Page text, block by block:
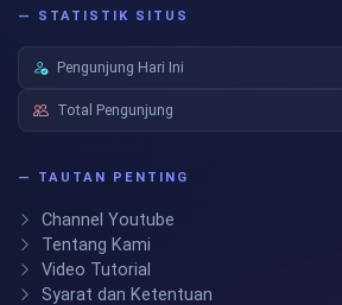
— STATISTIK SITUS
Pengunjung Hari Ini
Total Pengunjung
— TAUTAN PENTING
Channel Youtube
Tentang Kami
Video Tutorial
Syarat dan Ketentuan